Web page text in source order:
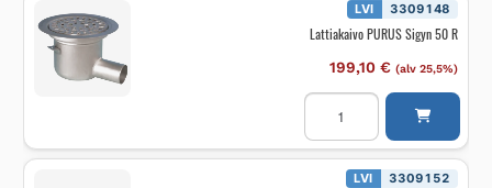
LVI 3309148
Lattiakaivo PURUS Sigyn 50 R
199,10 € (alv 25,5%)
Lattiakaivo
PURUS
50
R
määrä LVI 3309152